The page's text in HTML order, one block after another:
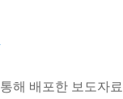
해 배포한 보도자